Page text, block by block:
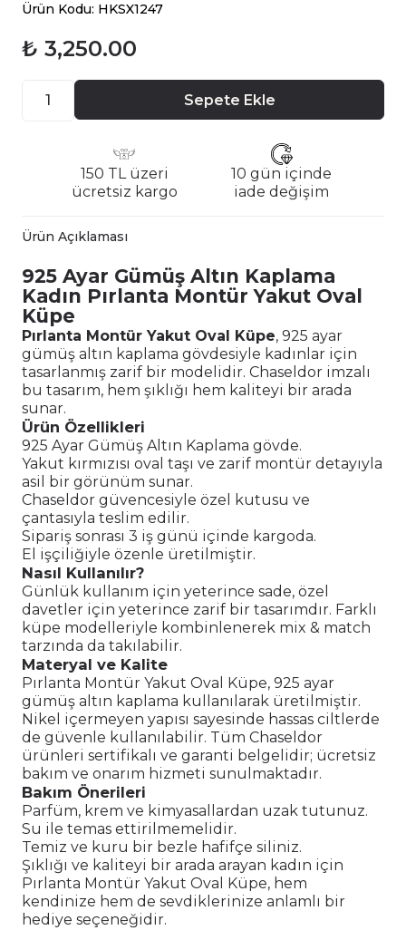
Ürün Kodu: HKSX1247
₺ 3,250.00
Sepete Ekle
150 TL üzeri
ücretsiz kargo
10 gün içinde
iade değişim
Ürün Açıklaması
925 Ayar Gümüş Altın Kaplama
Kadın Pırlanta Montür Yakut Oval
Küpe
Pırlanta Montür Yakut Oval Küpe, 925 ayar
gümüş altın kaplama gövdesiyle kadınlar için
tasarlanmış zarif bir modelidir. Chaseldor imzalı
bu tasarım, hem şıklığı hem kaliteyi bir arada
sunar.
Ürün Özellikleri
925 Ayar Gümüş Altın Kaplama gövde.
Yakut kırmızısı oval taşı ve zarif montür detayıyla
asil bir görünüm sunar.
Chaseldor güvencesiyle özel kutusu ve
çantasıyla teslim edilir.
Sipariş sonrası 3 iş günü içinde kargoda.
El işçiliğiyle özenle üretilmiştir.
Nasıl Kullanılır?
Günlük kullanım için yeterince sade, özel
davetler için yeterince zarif bir tasarımdır. Farklı
küpe modelleriyle kombinlenerek mix & match
tarzında da takılabilir.
Materyal ve Kalite
Pırlanta Montür Yakut Oval Küpe, 925 ayar
gümüş altın kaplama kullanılarak üretilmiştir.
Nikel içermeyen yapısı sayesinde hassas ciltlerde
de güvenle kullanılabilir. Tüm Chaseldor
ürünleri sertifikalı ve garanti belgelidir; ücretsiz
bakım ve onarım hizmeti sunulmaktadır.
Bakım Önerileri
Parfüm, krem ve kimyasallardan uzak tutunuz.
Su ile temas ettirilmemelidir.
Temiz ve kuru bir bezle hafifçe siliniz.
Şıklığı ve kaliteyi bir arada arayan kadın için
Pırlanta Montür Yakut Oval Küpe, hem
kendinize hem de sevdiklerinize anlamlı bir
hediye seçeneğidir.